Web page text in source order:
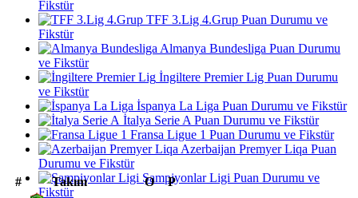
Fikstür
TFF 3.Lig 4.Grup Puan Durumu ve
Fikstür
Almanya Bundesliga Puan Durumu
ve Fikstür
İngiltere Premier Lig Puan Durumu
ve Fikstür
İspanya La Liga Puan Durumu ve Fikstür
İtalya Serie A Puan Durumu ve Fikstür
Fransa Ligue 1 Puan Durumu ve Fikstür
Azerbaijan Premyer Liqa Puan
Durumu ve Fikstür
Şampiyonlar Ligi Puan Durumu ve
Fikstür
# Takım O
P